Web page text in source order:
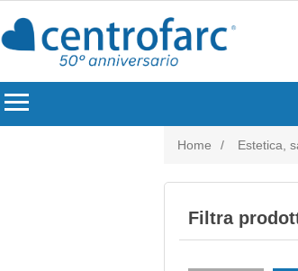
menu
Home / Estetica,
Filtra